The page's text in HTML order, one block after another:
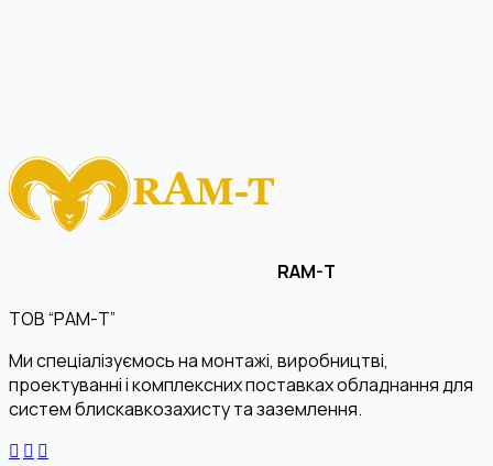
RAM-T
ТОВ “РАМ-Т”
Ми спеціалізуємось на монтажі, виробництві,
проектуванні і комплексних поставках обладнання для
систем блискавкозахисту та заземлення.